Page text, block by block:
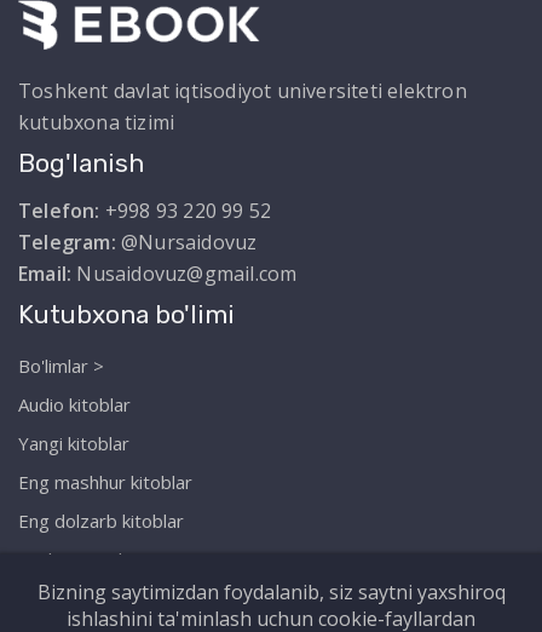
Toshkent davlat iqtisodiyot universiteti elektron
kutubxona tizimi
Bog'lanish
Telefon: +998 93 220 99 52
Telegram: @Nursaidovuz
Email: Nusaidovuz@gmail.com
Kutubxona bo'limi
Bo'limlar >
Audio kitoblar
Yangi kitoblar
Eng mashhur kitoblar
Eng dolzarb kitoblar
Biz haqimizda
Bizning saytimizdan foydalanib, siz saytni yaxshiroq
ishlashini ta'minlash uchun cookie-fayllardan